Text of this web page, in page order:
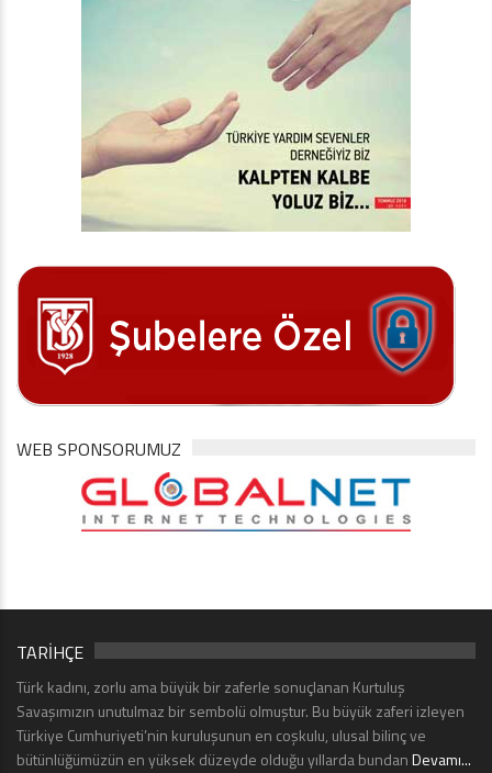
WEB SPONSORUMUZ
TARİHÇE
Türk kadını, zorlu ama büyük bir zaferle sonuçlanan Kurtuluş
Savaşımızın unutulmaz bir sembolü olmuştur. Bu büyük zaferi izleyen
Türkiye Cumhuriyeti’nin kuruluşunun en coşkulu, ulusal bilinç ve
bütünlüğümüzün en yüksek düzeyde olduğu yıllarda bundanDevamı...